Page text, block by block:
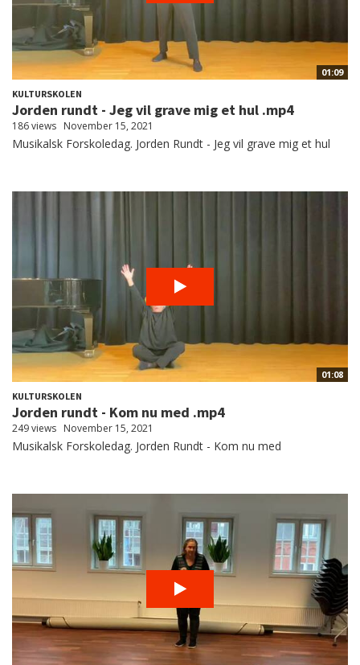
01:09
KULTURSKOLEN
Jorden rundt - Jeg vil grave mig et hul .mp4
186 views November 15, 2021
Musikalsk Forskoledag. Jorden Rundt - Jeg vil grave mig et hul
01:08
KULTURSKOLEN
Jorden rundt - Kom nu med .mp4
249 views November 15, 2021
Musikalsk Forskoledag. Jorden Rundt - Kom nu med